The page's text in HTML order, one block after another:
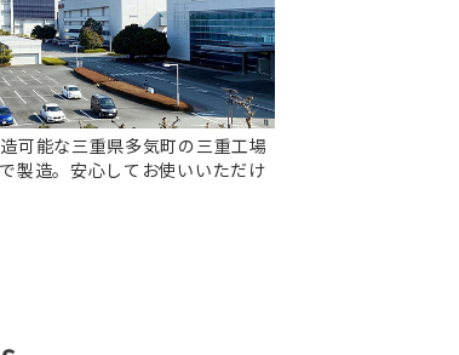
可能な三重県多気町の三重工場
製造。安心してお使いいただけ